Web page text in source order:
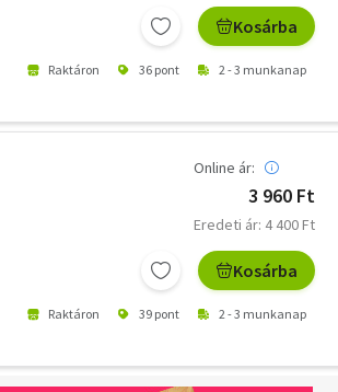
Kosárba
Raktáron 36 pont 2 - 3 munkanap
Online ár:
3 960 Ft
Eredeti ár: 4 400 Ft
Kosárba
Raktáron 39 pont 2 - 3 munkanap